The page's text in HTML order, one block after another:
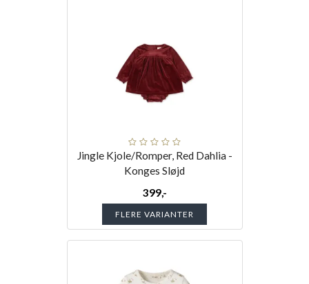
Jingle Kjole/Romper, Red Dahlia -
Konges Sløjd
399,-
FLERE VARIANTER